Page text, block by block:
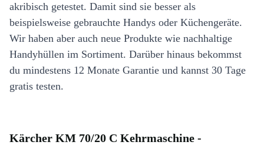
akribisch getestet. Damit sind sie besser als
beispielsweise gebrauchte Handys oder Küchengeräte.
Wir haben aber auch neue Produkte wie nachhaltige
Handyhüllen im Sortiment. Darüber hinaus bekommst
du mindestens 12 Monate Garantie und kannst 30 Tage
gratis testen.
Kärcher KM 70/20 C Kehrmaschine -